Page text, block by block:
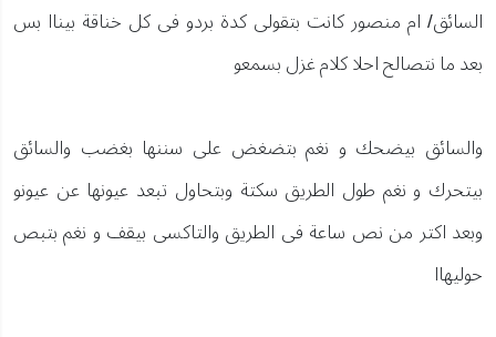
السائق/ ام منصور كانت بتقولى كدة بردو فى كل خناقة بيناا بس
بعد ما نتصالح احلا كلام غزل بسمعو
والسائق بيضحك و نغم بتضغض على سننها بغضب والسائق
بيتحرك و نغم طول الطريق سكتة وبتحاول تبعد عيونها عن عيونو
وبعد اكتر من نص ساعة فى الطريق والتاكسى بيقف و نغم بتبص
حوليهاا